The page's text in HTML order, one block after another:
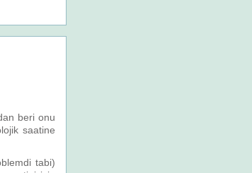
beri onu
saatine
tabi)